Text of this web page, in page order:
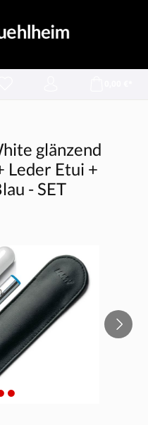
glänzend
Leder Etui +
- SET